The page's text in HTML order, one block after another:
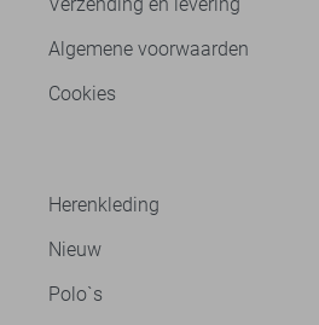
Algemene voorwaarden
Cookies
Herenkleding
Nieuw
Polo`s